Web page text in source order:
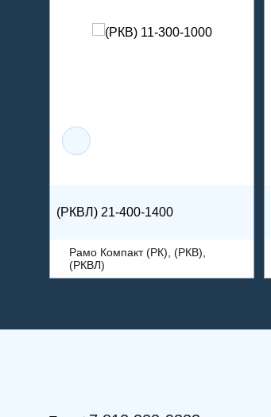
(РКВЛ) 21-400-1400
Рамо Компакт (РК), (РКВ),
(РКВЛ)